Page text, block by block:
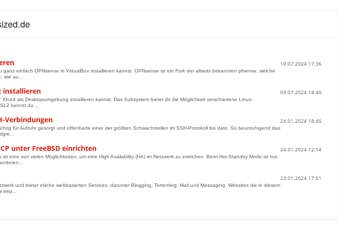
10.07.2024 17:36
ganz einfach OPNsense in VirtualBox installieren kannst. OPNsense ist ein Fork der allseits bekannten pfsense, welche
wie au...
installieren 09.07.2024 18:40
Xfce4 als Desktopumgebung installieren kannst. Das Subsystem bietet dir die Möglichkeit verschiedene Linux-
kannst du ...
Verbindungen 24.01.2024 18:45
für Aufruhr gesorgt und offenbarte einer der größten Schwachstellen im SSH-Protokoll bis dato. So beunruhigend das
unter FreeBSD einrichten 24.01.2024 12:14
eine von vielen Möglichkeiten, um eine High Availability (HA) im Netzwerk zu erreichen. Beim Hot-Standby Mode ist nur
23.01.2024 17:01
und bietet etliche webbasierten Services, darunter Blogging, Torrenting, Mail und Messaging. Websites die in diesem
eep...